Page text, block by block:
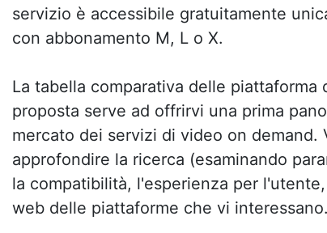
servizio è accessibile gratuitamente
con abbonamento M, L o X.
La tabella comparativa delle piattaforma
proposta serve ad offrirvi una prima
mercato dei servizi di video on demand.
approfondire la ricerca (esaminando
la compatibilità, l'esperienza per
web delle piattaforme che vi interessano.